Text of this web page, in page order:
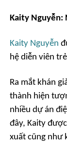
Kaity Nguyễn:
Kaity Nguyễn
hệ diễn viên
Ra mắt khán
thành hiện
nhiều dự án
đây, Kaity
xuất cũng như